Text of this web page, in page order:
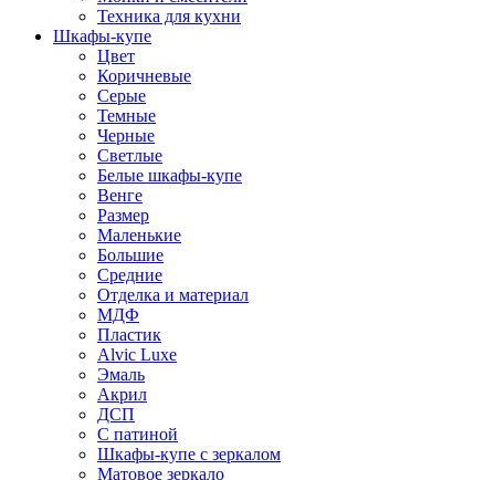
Техника для кухни
Шкафы-купе
Цвет
Коричневые
Серые
Темные
Черные
Светлые
Белые шкафы-купе
Венге
Размер
Маленькие
Большие
Средние
Отделка и материал
МДФ
Пластик
Alvic Luxe
Эмаль
Акрил
ДСП
С патиной
Шкафы-купе с зеркалом
Матовое зеркало